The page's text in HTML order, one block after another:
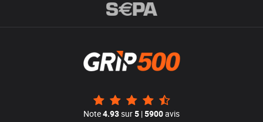
Note4.93sur5 |5900avis